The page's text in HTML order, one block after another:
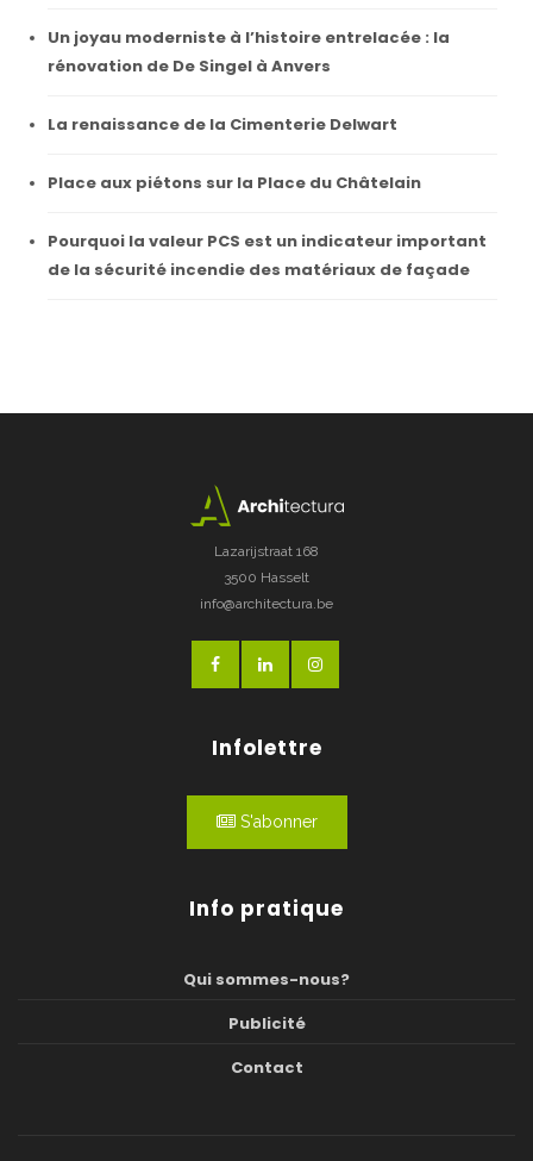
Un joyau moderniste à l’histoire entrelacée : la
rénovation de De Singel à Anvers
La renaissance de la Cimenterie Delwart
Place aux piétons sur la Place du Châtelain
Pourquoi la valeur PCS est un indicateur important
de la sécurité incendie des matériaux de façade
Lazarijstraat 168
3500 Hasselt
info@architectura.be
Infolettre
S'abonner
Info pratique
Qui sommes-nous?
Publicité
Contact